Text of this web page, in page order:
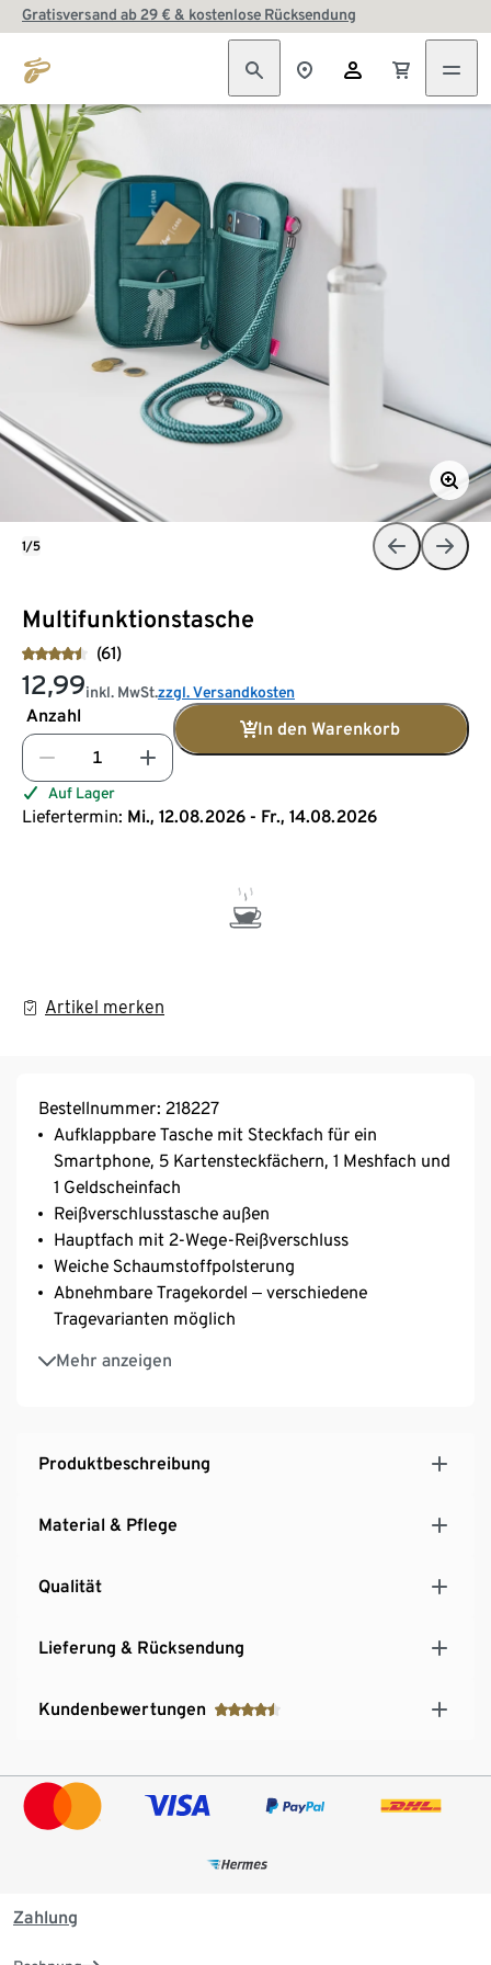
Gratisversand ab 29 € & kostenlose Rücksendung
Multifunktionstasche
(61)
12,99inkl. MwSt.zzgl. Versandkosten
Anzahl
In den Warenkorb
Auf Lager
Liefertermin: Mi., 12.08.2026 - Fr., 14.08.2026
Artikel merken
1/5
Bestellnummer: 218227
Aufklappbare Tasche mit Steckfach für ein
Smartphone, 5 Kartensteckfächern, 1 Meshfach und
1 Geldscheinfach
Reißverschlusstasche außen
Hauptfach mit 2-Wege-Reißverschluss
Weiche Schaumstoffpolsterung
Abnehmbare Tragekordel ‒ verschiedene
Tragevarianten möglich
Mehr anzeigen
Passend für viele gängige Smartphones
Aus recyceltem Material
Produktbeschreibung
Material & Pflege
Qualität
Lieferung & Rücksendung
Kundenbewertungen
Zahlung